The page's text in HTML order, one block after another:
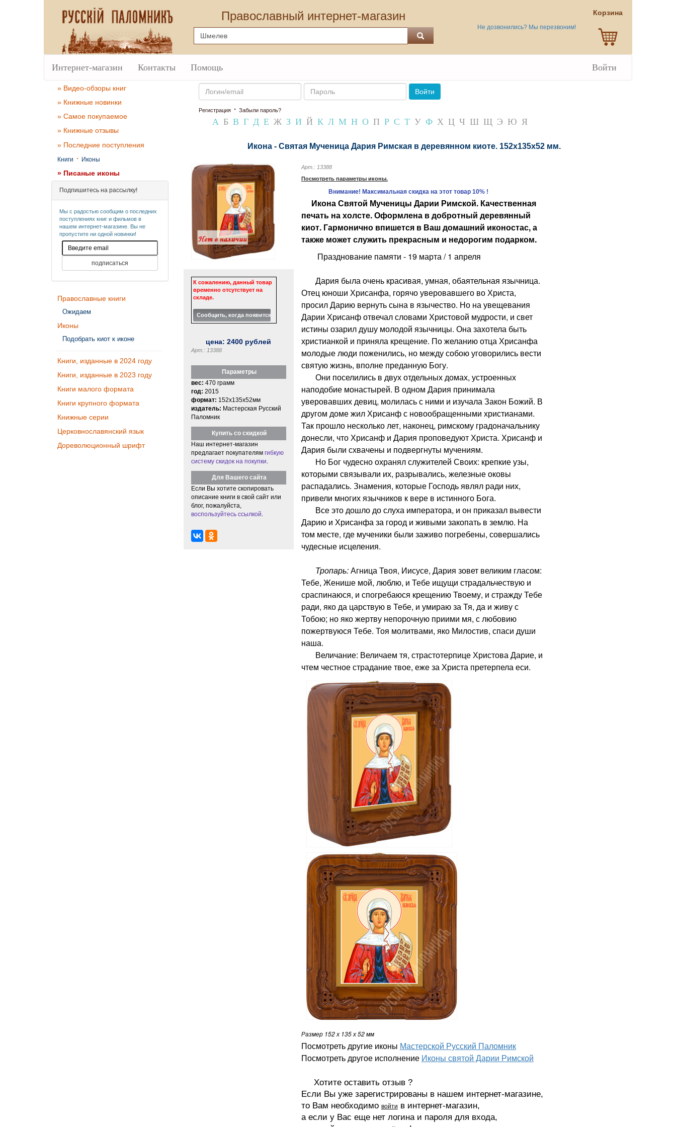
Православный интернет-магазин
Не дозвонились? Мы перезвоним!
Корзина
Интернет-магазин Контакты Помощь Войти
» Видео-обзоры книг
» Книжные новинки
» Самое покупаемое
» Книжные отзывы
» Последние поступления
Книги · Иконы
» Писаные иконы
Подпишитесь на рассылку!
Мы с радостью сообщим о последних
поступлениях книг и фильмов в
нашем интернет-магазине. Вы не
пропустите ни одной новинки!
Православные книги
Ожидаем
Иконы
Подобрать киот к иконе
Книги, изданные в 2024 году
Книги, изданные в 2023 году
Книги малого формата
Книги крупного формата
Книжные серии
Церковнославянский язык
Дореволюционный шрифт
Email Пароль
Войти
Регистрация· Забыли пароль?
А Б В Г Д Е Ж З И Й К Л М Н О П Р С Т У Ф Х Ц Ч Ш Щ Э Ю Я
Икона - Святая Мученица Дария Римская в деревянном киоте. 152х135х52 мм.
К сожалению, данный товар
временно отсутствует на
складе.
цена:2400 рублей
Арт.: 13388
Параметры
вес: 470 грамм
год: 2015
формат: 152x135x52мм
издатель: Мастерская Русский
Паломник
Купить со скидкой
Наш интернет-магазин
предлагает покупателям гибкую
систему скидок на покупки
Для Вашего сайта
Если Вы хотите скопировать
описание книги в свой сайт или
блог, пожалуйста,
воспользуйтесь ссылкой
Арт.: 13388
Посмотреть параметры иконы.
Внимание! Максимальная скидка на этот товар 10% !
ИконаСвятой Мученицы Дарии Римской. Качественная
печать на холсте. Оформлена в добротный деревянный
киот. Гармонично впишется в Ваш домашний иконостас, а
также может служить прекрасным и недорогим подарком.
Празднование памяти - 19 марта / 1 апреля
Дария была очень красивая, умная, обаятельная язычница.
Отец юноши Хрисанфа, горячо уверовавшего во Христа,
просил Дарию вернуть сына в язычество. Но на увещевания
Дарии Хрисанф отвечал словами Христовой мудрости, и свет
истины озарил душу молодой язычницы. Она захотела быть
христианкой и приняла крещение. По желанию отца Хрисанфа
молодые люди поженились, но между собою уговорились вести
святую жизнь, вполне преданную Богу.
Они поселились в двух отдельных домах, устроенных
наподобие монастырей. В одном Дария принимала
уверовавших девиц, молилась с ними и изучала Закон Божий. В
другом доме жил Хрисанф с новообращенными христианами.
Так прошло несколько лет, наконец, римскому градоначальнику
донесли, что Хрисанф и Дария проповедуют Христа. Хрисанф и
Дария были схвачены и подвергнуты мучениям.
Но Бог чудесно охранял служителей Своих: крепкие узы,
которыми связывали их, разрывались, железные оковы
распадались. Знамения, которые Господь являл ради них,
привели многих язычников к вере в истинного Бога.
Все это дошло до слуха императора, и он приказал вывести
Дарию и Хрисанфа за город и живыми закопать в землю. На
том месте, где мученики были заживо погребены, совершались
чудесные исцеления.
Тропарь:Агница Твоя, Иисусе, Дария зовет великим гласом:
Тебе, Женише мой, люблю, и Тебе ищущи страдальчествую и
сраспинаюся, и спогребаюся крещению Твоему, и стражду Тебе
ради, яко да царствую в Тебе, и умираю за Тя, да и живу с
Тобою; но яко жертву непорочную приими мя, с любовию
пожертвуюся Тебе. Тоя молитвами, яко Милостив, спаси души
наша.
Величание: Величаем тя, страстотерпице Христова Дарие, и
чтем честное страдание твое, еже за Христа претерпела еси.
Размер 152 х 135 х 52мм
Посмотреть другие иконы Мастерской Русский Паломник
Посмотреть другое исполнение Иконы святой Дарии Римской
Хотите оставить отзыв ?
Если Вы уже зарегистрированы в нашем интернет-магазине,
то Вам необходимо войти в интернет-магазин,
а если у Вас еще нет логина и пароля для входа,